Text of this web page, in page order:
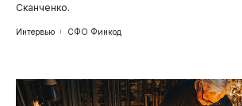
Сканченко.
Интервью СФО Финкод